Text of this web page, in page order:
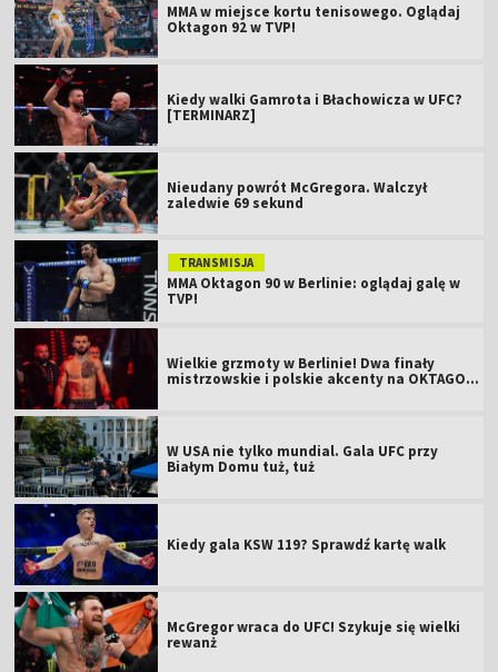
MMA w miejsce kortu tenisowego. Oglądaj
Oktagon 92 w TVP!
Kiedy walki Gamrota i Błachowicza w UFC?
[TERMINARZ]
Nieudany powrót McGregora. Walczył
zaledwie 69 sekund
TRANSMISJA
MMA Oktagon 90 w Berlinie: oglądaj galę w
TVP!
Wielkie grzmoty w Berlinie! Dwa finały
mistrzowskie i polskie akcenty na OKTAGON
W USA nie tylko mundial. Gala UFC przy
Białym Domu tuż, tuż
Kiedy gala KSW 119? Sprawdź kartę walk
McGregor wraca do UFC! Szykuje się wielki
rewanż